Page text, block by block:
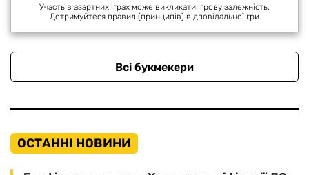
Участь в азартних іграх може викликати ігрову залежність.
Дотримуйтеся правил (принципів) відповідальної гри
Всі букмекери
ОСТАННІ НОВИНИ